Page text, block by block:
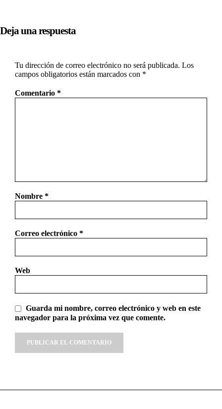
Deja una respuesta
Tu dirección de correo electrónico no será publicada. Los
campos obligatorios están marcados con *
Comentario *
Nombre *
Correo electrónico *
Web
Guarda mi nombre, correo electrónico y web en este
navegador para la próxima vez que comente.